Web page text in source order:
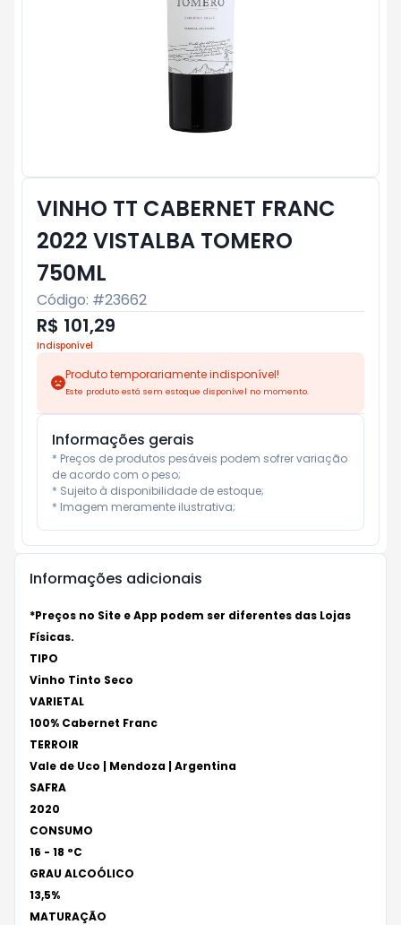
VINHO TT CABERNET FRANC
2022 VISTALBA TOMERO
750ML
Código: #23662
R$ 101,29
Indisponível
Produto temporariamente indisponível!
Este produto está sem estoque disponível no momento.
Informações gerais
* Preços de produtos pesáveis podem sofrer variação
de acordo com o peso;
* Sujeito à disponibilidade de estoque;
* Imagem meramente ilustrativa;
Informações adicionais
*Preços no Site e App podem ser diferentes das Lojas
Físicas.
TIPO
Vinho Tinto Seco
VARIETAL
100% Cabernet Franc
TERROIR
Vale de Uco | Mendoza | Argentina
SAFRA
2020
CONSUMO
16 - 18 °C
GRAU ALCOÓLICO
13,5%
MATURAÇÃO